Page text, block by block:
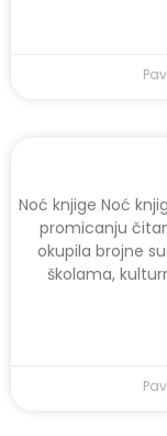
Noć knjige Noć
promicanju
okupila brojne
školama,